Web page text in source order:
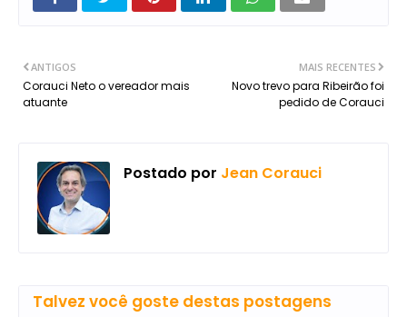
MAIS RECENTES
Novo trevo para Ribeirão foi
pedido de Corauci
ANTIGOS
Corauci Neto o vereador mais
atuante
Postado por Jean Corauci
Talvez você goste destas postagens